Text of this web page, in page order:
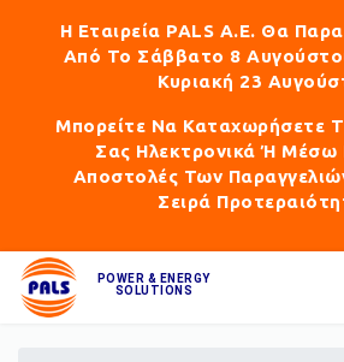
Η Εταιρεία PALS Α.Ε. Θα
Από Το Σάββατο 8
Κυριακή 23
Μπορείτε Να Καταχωρήσετε
Σας Ηλεκτρονικά Ή Μέσω
Αποστολές Των
Σειρά
POWER & ENERGY
SOLUTIONS